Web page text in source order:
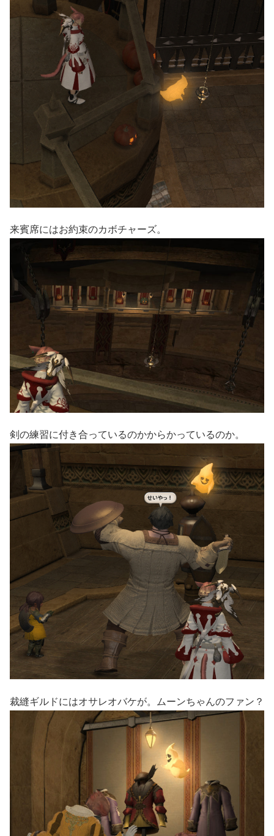
来賓席にはお約束のカボチャーズ。
剣の練習に付き合っているのかからかっているのか。
裁縫ギルドにはオサレオバケが。ムーンちゃんのファン？